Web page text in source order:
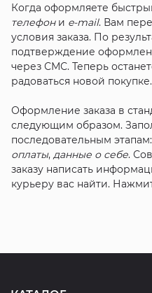
Когда оформляете
телефони e-mail. Вам
условия заказа. По
подтверждение
через СМС. Теперь
радоваться новой покупке.
Оформление заказа в
следующим образом.
последовательным этапам:
оплаты, данные о себе.
заказу написать
курьеру вас найти.